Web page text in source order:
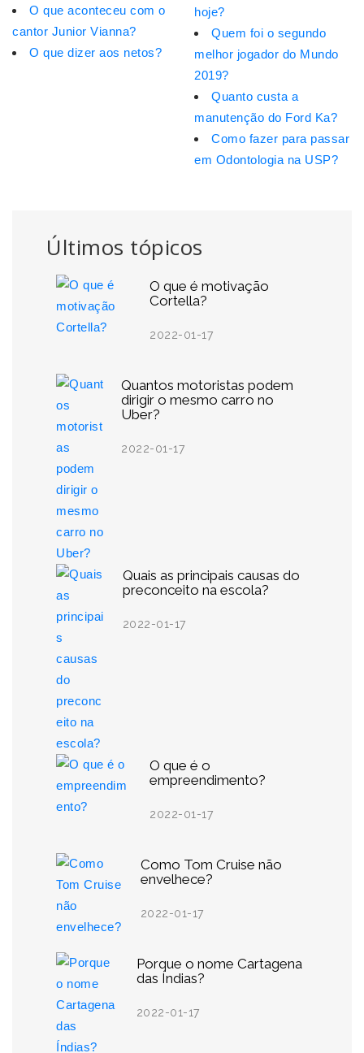
Últimos tópicos
O que é motivação
Cortella?
2022-01-17
Quantos motoristas podem
dirigir o mesmo carro no
Uber?
2022-01-17
Quais as principais causas do
preconceito na escola?
2022-01-17
O que é o
empreendimento?
2022-01-17
Como Tom Cruise não
envelhece?
2022-01-17
Porque o nome Cartagena
das Índias?
2022-01-17
O que aconteceu com o
cantor Junior Vianna?
O que dizer aos netos?
hoje?
Quem foi o segundo
melhor jogador do Mundo
2019?
Quanto custa a
manutenção do Ford Ka?
Como fazer para passar
em Odontologia na USP?